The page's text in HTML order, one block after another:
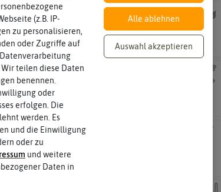
Keimzeit
Wie lange dauert es, bis sich unter Idealbedingungen
Lebensdauer
einjährig
Pflanzen werden kategorisiert in: einjährig,
Pflanzabstand
breitwürfig säen
Welchen Abstand sollten die Pflanzen voneinander
haben?
(z.B. IP-
zu personalisieren,
oder Zugriffe auf
teilen diese Daten
benennen.
oder
erfolgen. Die
werden. Es
und die Einwilligung
oder zu
und weitere
Daten in
Alle ablehnen
Auswahl akzeptieren